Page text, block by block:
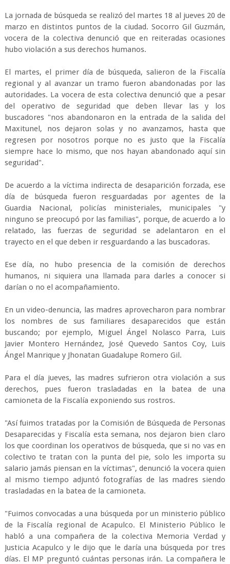
La jornada de búsqueda se realizó del martes 18 al jueves 20 de
marzo en distintos puntos de la ciudad. Socorro Gil Guzmán,
vocera de la colectiva denunció que en reiteradas ocasiones
hubo violación a sus derechos humanos.
El martes, el primer día de búsqueda, salieron de la Fiscalía
regional y al avanzar un tramo fueron abandonadas por las
autoridades. La vocera de esta colectiva denunció que a pesar
del operativo de seguridad que deben llevar las y los
buscadores "nos abandonaron en la entrada de la salida del
Maxitunel, nos dejaron solas y no avanzamos, hasta que
regresen por nosotros porque no es justo que la Fiscalía
siempre hace lo mismo, que nos hayan abandonado aquí sin
seguridad".
De acuerdo a la víctima indirecta de desaparición forzada, ese
día de búsqueda fueron resguardadas por agentes de la
Guardia Nacional, policías ministeriales, municipales "y
ninguno se preocupó por las familias", porque, de acuerdo a lo
relatado, las fuerzas de seguridad se adelantaron en el
trayecto en el que deben ir resguardando a las buscadoras.
Ese día, no hubo presencia de la comisión de derechos
humanos, ni siquiera una llamada para darles a conocer si
darían o no el acompañamiento.
En un video-denuncia, las madres aprovecharon para nombrar
los nombres de sus familiares desaparecidos que están
buscando; por ejemplo, Miguel Ángel Nolasco Parra, Luis
Javier Montero Hernández, José Quevedo Santos Coy, Luis
Ángel Manrique y Jhonatan Guadalupe Romero Gil.
Para el día jueves, las madres sufrieron otra violación a sus
derechos, pues fueron trasladadas en la batea de una
camioneta de la Fiscalía exponiendo sus rostros.
"Así fuimos tratadas por la Comisión de Búsqueda de Personas
Desaparecidas y Fiscalía esta semana, nos dejaron bien claro
los que coordinan los operativos de búsqueda, que si no vas en
colectivo te tratan con la punta del pie, solo les importa su
salario jamás piensan en la víctimas", denunció la vocera quien
al mismo tiempo adjuntó fotografías de las madres siendo
trasladadas en la batea de la camioneta.
"Fuimos convocadas a una búsqueda por un ministerio público
de la Fiscalía regional de Acapulco. El Ministerio Público le
habló a una compañera de la colectiva Memoria Verdad y
Justicia Acapulco y le dijo que le daría una búsqueda por tres
días. El MP preguntó cuántas personas irán. La compañera le